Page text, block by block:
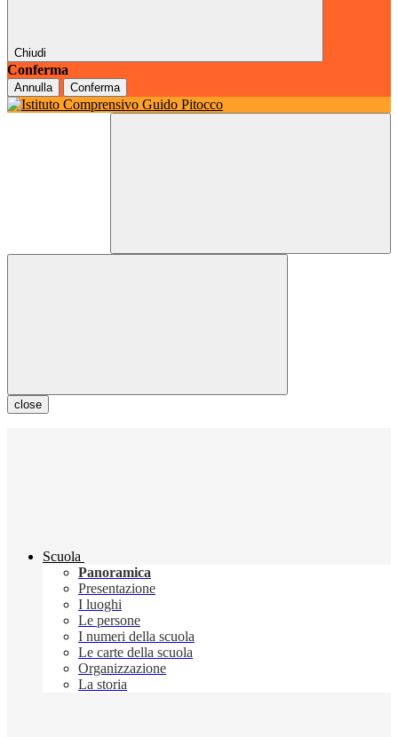
Chiudi
Conferma
Annulla Conferma
close
Scuola
Panoramica
Presentazione
I luoghi
Le persone
I numeri della scuola
Le carte della scuola
Organizzazione
La storia